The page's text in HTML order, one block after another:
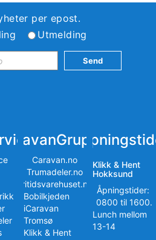
per epost.
Utmelding
Caravan.no
Trumadeler.no
Fritidsvarehuset.no
Bobilkjeden
iCaravan
Tromsø
Klikk & Hent
Klikk & Hent
Hokksund
Åpningstider:
0800 til 1600.
Lunch mellom
13-14